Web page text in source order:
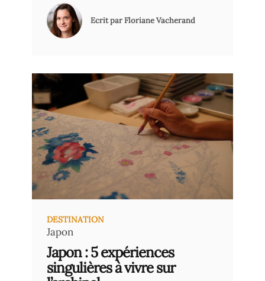
poignée sur Terre, trouve refuge dans
ce sanctuaire verdoyant. Bwindi, avec
ses brumes matinales et sa
une opportunité unique de rencontre
entre l’homme et son cousin sauvage.
Floriane Vacherand, notre spécialiste
Afrique, partage son expérience.
Ecrit par Floriane Vacherand
DESTINATION
Japon
Japon : 5 expériences
singulières à vivre sur